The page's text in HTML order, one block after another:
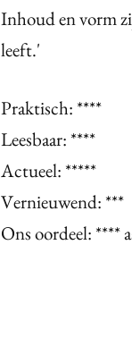
Inhoud en vorm
leeft.'
Praktisch: ****
Leesbaar: ****
Actueel: *****
Vernieuwend: ***
Ons oordeel: ****